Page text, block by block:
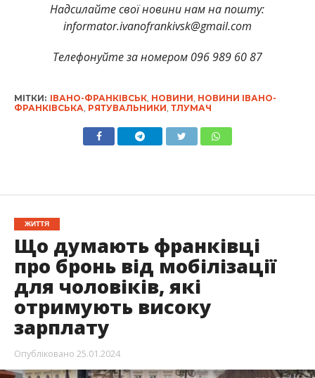
Надсилайте свої новини нам на пошту:
informator.ivanofrankivsk@gmail.com
Телефонуйте за номером 096 989 60 87
МІТКИ: ІВАНО-ФРАНКІВСЬК, НОВИНИ НОВИНИ ІВАНО-
ФРАНКІВСЬКА РЯТУВАЛЬНИКИ ТЛУМАЧ
ЖИТТЯ
Що думають франківці
про бронь від мобілізації
для чоловіків, які
отримують високу
зарплату
Опубліковано 25.01.2024